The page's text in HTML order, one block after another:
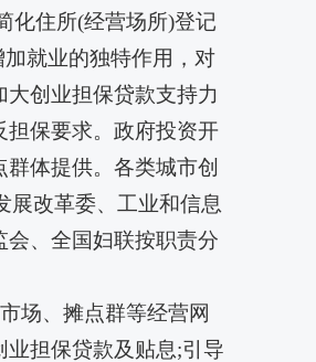
化住所(经营场所)登记
就业的独特作用，对
创业担保贷款支持力
担保要求。政府投资开
体提供。各类城市创
展改革委、工业和信息
、全国妇联按职责分
场、摊点群等经营网
担保贷款及贴息;引导